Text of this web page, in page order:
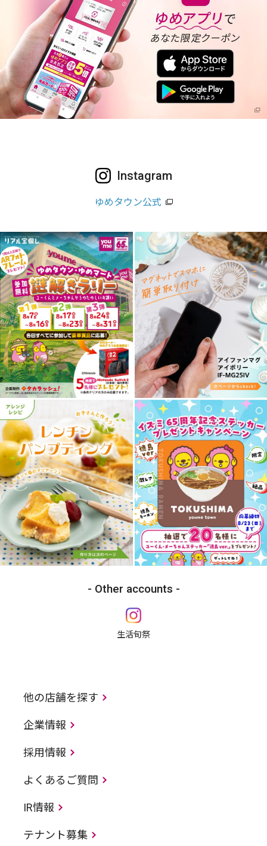
Instagram
ゆめタウン公式
Other accounts
生活旬祭
他の店舗を探す
企業情報
採用情報
よくあるご質問
IR情報
テナント募集